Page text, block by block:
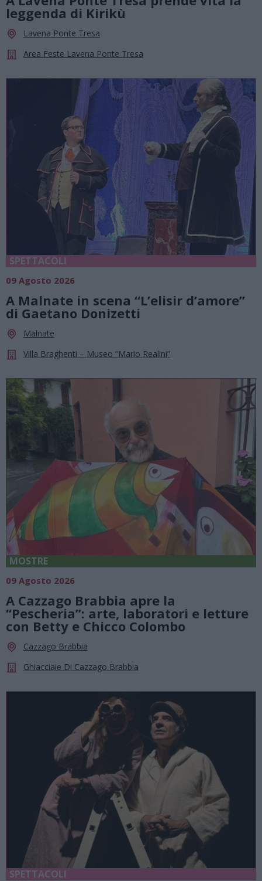
leggenda di Kirikù
Lavena Ponte Tresa
Area Feste Lavena Ponte Tresa
SPETTACOLI
09 Agosto 2026
A Malnate in scena “L’elisir d’amore”
di Gaetano Donizetti
Malnate
Villa Braghenti – Museo “Mario Realini”
MOSTRE
09 Agosto 2026
A Cazzago Brabbia apre la
“Pescheria”: arte, laboratori e letture
con Betty e Chicco Colombo
Cazzago Brabbia
Ghiacciaie Di Cazzago Brabbia
SPETTACOLI